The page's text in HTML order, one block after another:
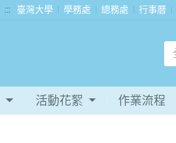
::: 臺灣大學 學務處 總務處 行事曆
活動花絮 作業流程